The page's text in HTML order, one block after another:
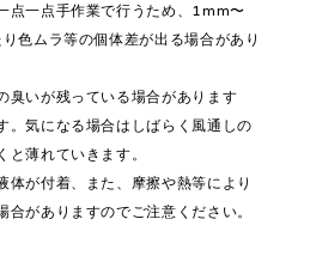
点一点手作業で行うため、1mm〜
色ムラ等の個体差が出る場合があり
臭いが残っている場合があります
。気になる場合はしばらく風通しの
と薄れていきます。
が付着、また、摩擦や熱等により
がありますのでご注意ください。